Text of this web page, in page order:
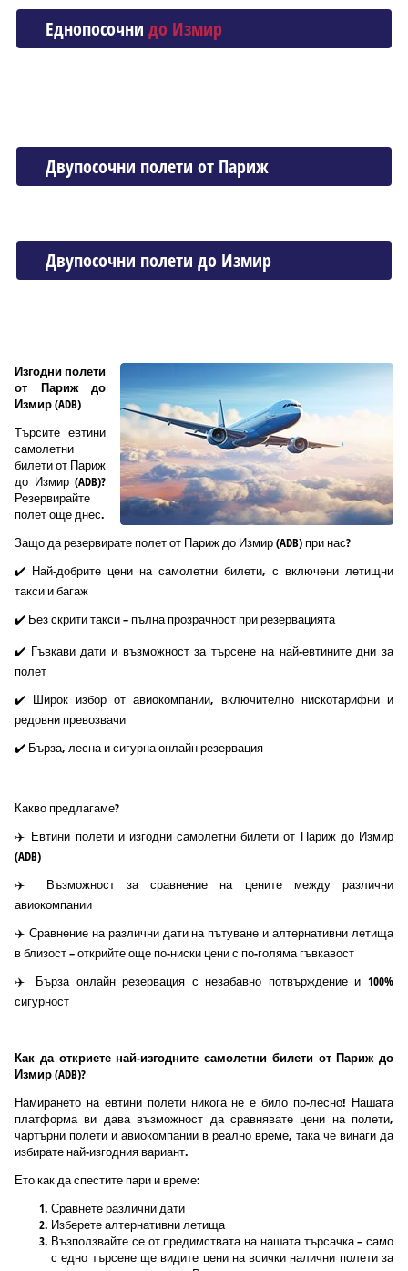
Еднопосочни до Измир
Двупосочни полети от Париж
Двупосочни полети до Измир
Изгодни полети
от Париж до
Измир (ADB)
Търсите евтини
самолетни
билети от Париж
до Измир (ADB)?
Резервирайте
полет още днес.
Защо да резервирате полет от Париж до Измир (ADB) при нас?
✔️ Най-добрите цени на самолетни билети, с включени летищни
такси и багаж
✔️ Без скрити такси – пълна прозрачност при резервацията
✔️ Гъвкави дати и възможност за търсене на най-евтините дни за
полет
✔️ Широк избор от авиокомпании, включително нискотарифни и
редовни превозвачи
✔️ Бърза, лесна и сигурна онлайн резервация
Какво предлагаме?
✈️ Евтини полети и изгодни самолетни билети от Париж до Измир
(ADB)
✈️ Възможност за сравнение на цените между различни
авиокомпании
✈️ Сравнение на различни дати на пътуване и алтернативни летища
в близост – открийте още по-ниски цени с по-голяма гъвкавост
✈️ Бърза онлайн резервация с незабавно потвърждение и 100%
сигурност
Как да откриете най-изгодните самолетни билети от Париж до
Измир (ADB)?
Намирането на евтини полети никога не е било по-лесно! Нашата
платформа ви дава възможност да сравнявате цени на полети,
чартърни полети и авиокомпании в реално време, така че винаги да
избирате най-изгодния вариант.
Ето как да спестите пари и време:
Сравнете различни дати
Изберете алтернативни летища
Възползвайте се от предимствата на нашата търсачка – само
с едно търсене ще видите цени на всички налични полети за